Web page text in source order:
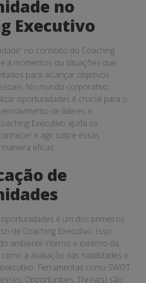
no
Executivo
no contexto do Coaching
a momentos ou situações que
para alcançar objetivos
No mundo corporativo,
oportunidades é crucial para o
de líderes e
Executivo ajuda os
e agir sobre essas
eficaz.
de
é um dos primeiros
de Coaching Executivo. Isso
ambiente interno e externo da
a avaliação das habilidades e
Ferramentas como SWOT
Opportunities, Threats) são